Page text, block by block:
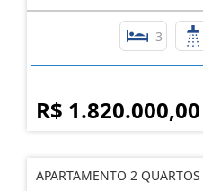
3
R$ 1.820.000,00
APARTAMENTO 2